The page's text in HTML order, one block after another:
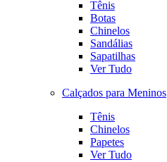
Tênis
Botas
Chinelos
Sandálias
Sapatilhas
Ver Tudo
Calçados para Meninos
Tênis
Chinelos
Papetes
Ver Tudo